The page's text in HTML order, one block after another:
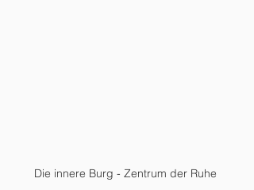
Die innere Burg - Zentrum der Ruhe